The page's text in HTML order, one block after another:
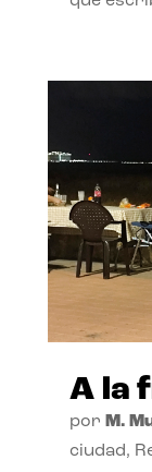
A la
por M.
ciudad,